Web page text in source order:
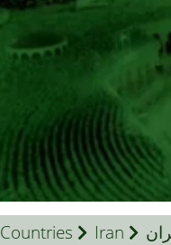
Countries Iran